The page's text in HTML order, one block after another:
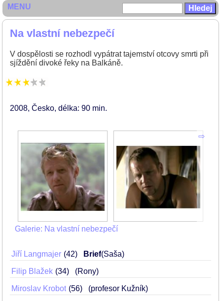
Na vlastní nebezpečí
V dospělosti se rozhodl vypátrat tajemství otcovy smrti při
sjíždění divoké řeky na Balkáně.
2008 Česko délka: 90 min
Galerie: Na vlastní nebezpečí
Jiří Langmajer 42 Brief(Saša)
Filip Blažek 34 (Rony)
Miroslav Krobot 56 (profesor Kužník)
MENU